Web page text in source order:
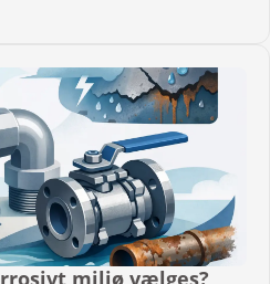
miljø vælges?